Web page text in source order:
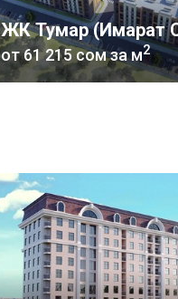
ЖК Тумар (Имарат
от‍61 215 сомза м2